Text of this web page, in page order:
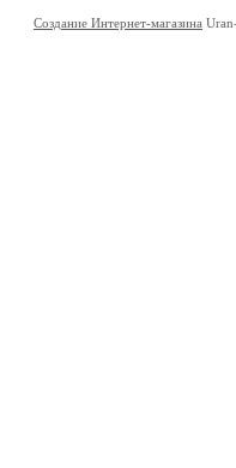
Создание Интернет-магазина